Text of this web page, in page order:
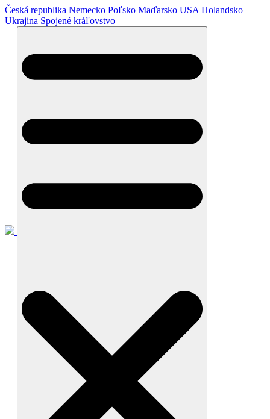
Česká republika Nemecko Poľsko Maďarsko USA Holandsko
Ukrajina Spojené kráľovstvo